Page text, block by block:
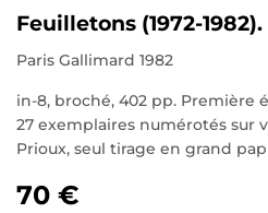
Feuilletons (1972-1982).
Paris Gallimard 1982
in-8, broché, 402 pp. Première
27 exemplaires numérotés sur
Prioux, seul tirage en grand
70 €